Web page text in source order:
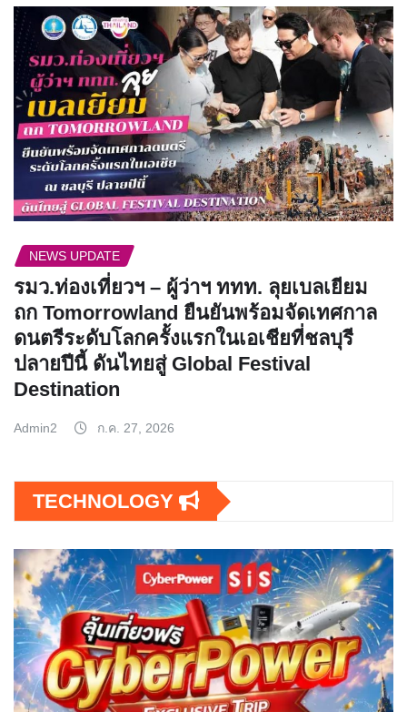
NEWS UPDATE
รมว.ท่องเที่ยวฯ – ผู้ว่าฯ ททท. ลุยเบลเยียม
ถก Tomorrowland ยืนยันพร้อมจัดเทศกาล
ดนตรีระดับโลกครั้งแรกในเอเชียที่ชลบุรี
ปลายปีนี้ ดันไทยสู่ Global Festival
Destination
Admin2 ก.ค. 27, 2026
TECHNOLOGY